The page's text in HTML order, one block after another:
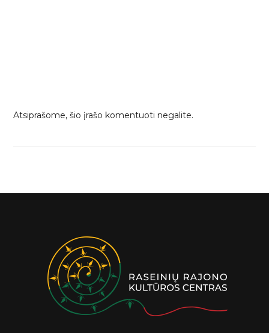
Atsiprašome, šio įrašo komentuoti negalite.